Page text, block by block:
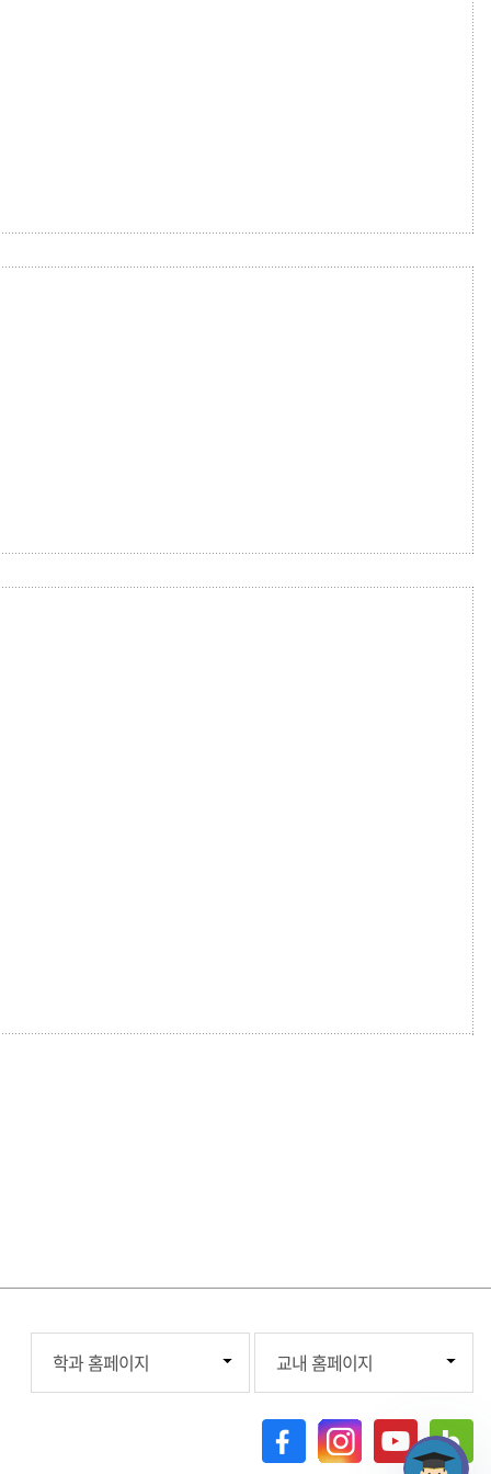
학과 홈페이지
기독교학과
한국언어문화학과
교내 홈페이지
포털시스템
학사시스템
행정정보시스템
교목실